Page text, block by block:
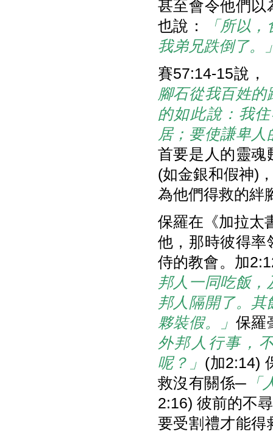
甚至會令他們以
也說：
「所以
我弟兄跌倒了。
賽57:14-15說，
腳石從我百姓
的如此說：我
居；要使謙卑
首要是人的靈魂
(如金銀和假神)
為他們得救的絆
保羅在《加拉太
他，那時彼得率
侍的教會。加
邦人一同吃飯
邦人隔開了。
夥裝假。
」 保羅
外邦人行事，
呢？」 (加2:14)
救沒有關係─
2:16) 彼前的不
要受割禮才能得